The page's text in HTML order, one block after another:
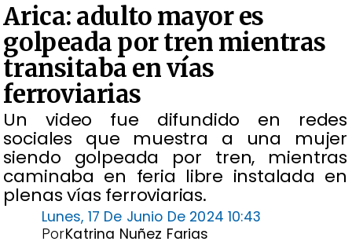
Arica: adulto mayor es
golpeada por tren mientras
transitaba en vías
ferroviarias
Un video fue difundido en redes
sociales que muestra a una mujer
siendo golpeada por tren, mientras
caminaba en feria libre instalada en
plenas vías ferroviarias.
Lunes, 17 De Junio De 2024 10:43
Katrina Nuñez Farias
Por